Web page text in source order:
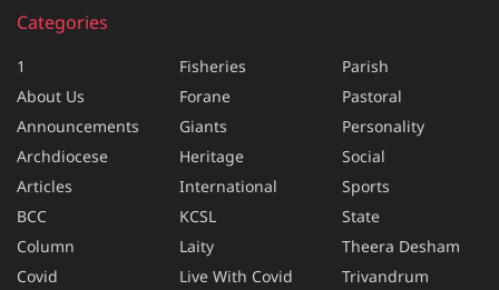
Categories
1
About Us
Announcements
Archdiocese
Articles
BCC
Column
Covid
Fisheries
Forane
Giants
Heritage
International
KCSL
Laity
Live With Covid
Parish
Pastoral
Personality
Social
Sports
State
Theera Desham
Trivandrum